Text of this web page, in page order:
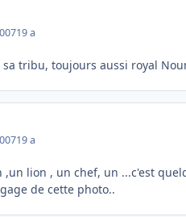
19 a
tribu, toujours aussi royal
19 a
,un lion , un chef, un ...c'est
de cette photo..